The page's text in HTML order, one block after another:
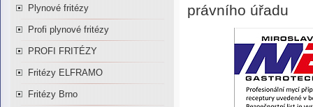
Plynové fritézy
Profi plynové fritézy
PROFI FRITÉZY
Fritézy ELFRAMO
Fritézy Brno
právního úřadu